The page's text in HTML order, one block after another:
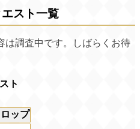
エスト一覧
調査中です。しばらくお待
ト
ップ